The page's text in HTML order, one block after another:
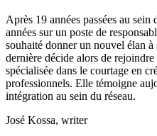
Après 19 années passées au
années sur un poste de
souhaité donner un nouvel élan
dernière décide alors de
spécialisée dans le courtage en
professionnels. Elle témoigne
intégration au sein du réseau.
José Kossa, writer